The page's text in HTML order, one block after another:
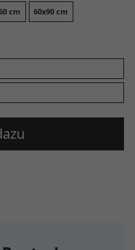
cm 60x90 cm